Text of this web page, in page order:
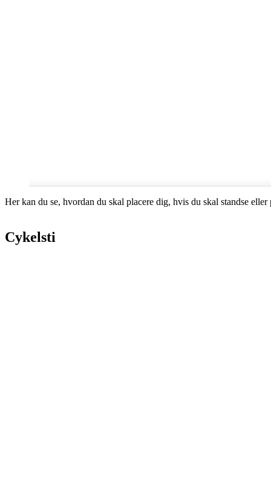
Her kan du se, hvordan du skal placere dig, hvis du skal standse
Cykelsti